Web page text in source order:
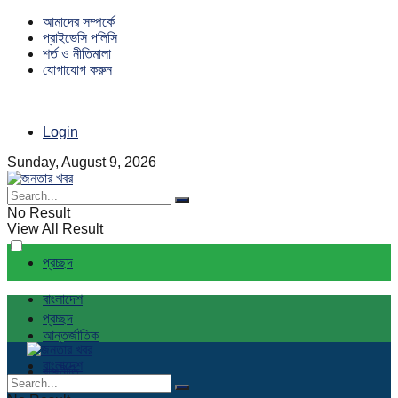
আমাদের সম্পর্কে
প্রাইভেসি পলিসি
শর্ত ও নীতিমালা
যোগাযোগ করুন
Login
Sunday, August 9, 2026
No Result
View All Result
প্রচ্ছদ
বাংলাদেশ
আন্তর্জাতিক
রাজনীতি
প্রচ্ছদ
বাংলাদেশ